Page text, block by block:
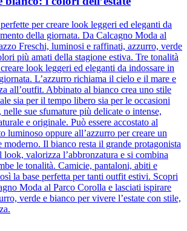
per creare look leggeri ed eleganti da
della giornata. Da Calcagno Moda al
Freschi, luminosi e raffinati, azzurro, verde
più amati della stagione estiva. Tre tonalità
look leggeri ed eleganti da indossare in
L’azzurro richiama il cielo e il mare e
all’outfit. Abbinato al bianco crea uno stile
sia per il tempo libero sia per le occasioni
sue sfumature più delicate o intense,
e originale. Può essere accostato al
luminoso oppure all’azzurro per creare un
moderno. Il bianco resta il grande protagonista
look, valorizza l’abbronzatura e si combina
le tonalità. Camicie, pantaloni, abiti e
la base perfetta per tanti outfit estivi. Scopri
Moda al Parco Corolla e lasciati ispirare
verde e bianco per vivere l’estate con stile,